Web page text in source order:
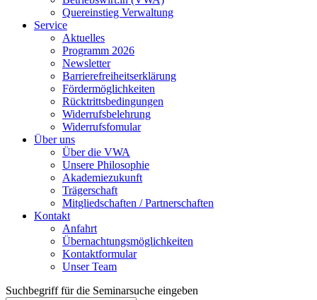
Quereinstieg Verwaltung
Service
Aktuelles
Programm 2026
Newsletter
Barrierefreiheitserklärung
Fördermöglichkeiten
Rücktrittsbedingungen
Widerrufsbelehrung
Widerrufsfomular
Über uns
Über die VWA
Unsere Philosophie
Akademiezukunft
Trägerschaft
Mitgliedschaften / Partnerschaften
Kontakt
Anfahrt
Übernachtungsmöglichkeiten
Kontaktformular
Unser Team
Suchbegriff für die Seminarsuche eingeben